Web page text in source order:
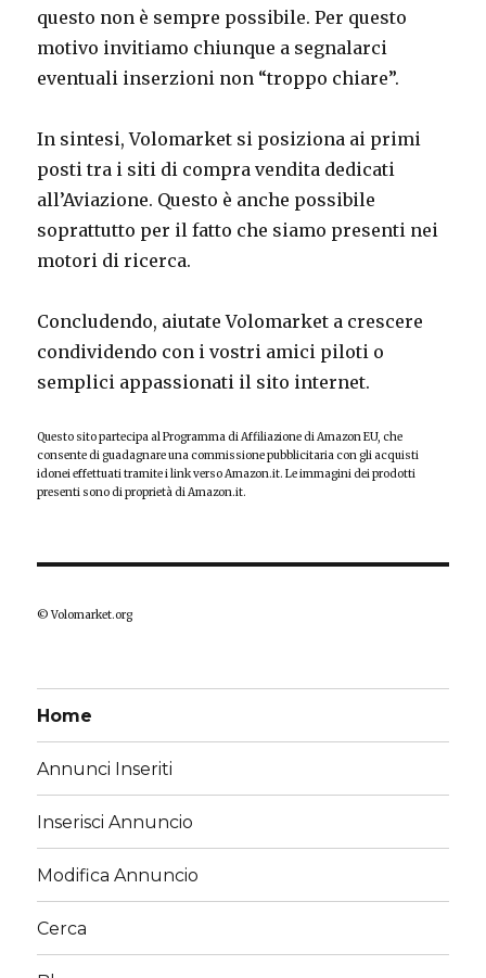
questo non è sempre possibile. Per questo
motivo invitiamo chiunque a segnalarci
eventuali inserzioni non “troppo chiare”.
In sintesi, Volomarket si posiziona ai primi
posti tra i siti di compra vendita dedicati
all’Aviazione. Questo è anche possibile
soprattutto per il fatto che siamo presenti nei
motori di ricerca.
Concludendo, aiutate Volomarket a crescere
condividendo con i vostri amici piloti o
semplici appassionati il sito internet.
Questo sito partecipa al Programma di Affiliazione di Amazon EU, che
consente di guadagnare una commissione pubblicitaria con gli acquisti
idonei effettuati tramite i link verso Amazon.it. Le immagini dei prodotti
presenti sono di proprietà di Amazon.it.
© Volomarket.org
Home
Annunci Inseriti
Inserisci Annuncio
Modifica Annuncio
Cerca